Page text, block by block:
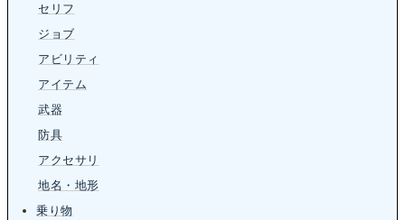
セリフ
ジョブ
アビリティ
アイテム
武器
防具
アクセサリ
地名・地形
乗り物